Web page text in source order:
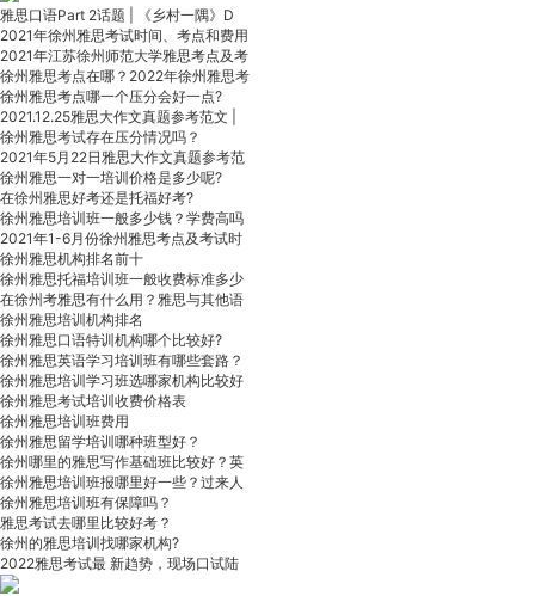
雅思口语Part 2话题 | 《乡村一隅》D
2021年徐州雅思考试时间、考点和费用
2021年江苏徐州师范大学雅思考点及考
徐州雅思考点在哪？2022年徐州雅思考
徐州雅思考点哪一个压分会好一点?
2021.12.25雅思大作文真题参考范文 |
徐州雅思考试存在压分情况吗？
2021年5月22日雅思大作文真题参考范
徐州雅思一对一培训价格是多少呢?
在徐州雅思好考还是托福好考?
徐州雅思培训班一般多少钱？学费高吗
2021年1-6月份徐州雅思考点及考试时
徐州雅思机构排名前十
徐州雅思托福培训班一般收费标准多少
在徐州考雅思有什么用？雅思与其他语
徐州雅思培训机构排名
徐州雅思口语特训机构哪个比较好?
徐州雅思英语学习培训班有哪些套路？
徐州雅思培训学习班选哪家机构比较好
徐州雅思考试培训收费价格表
徐州雅思培训班费用
徐州雅思留学培训哪种班型好？
徐州哪里的雅思写作基础班比较好？英
徐州雅思培训班报哪里好一些？过来人
徐州雅思培训班有保障吗？
雅思考试去哪里比较好考？
徐州的雅思培训找哪家机构?
2022雅思考试最 新趋势，现场口试陆